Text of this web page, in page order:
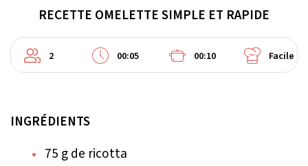
RECETTE OMELETTE SIMPLE ET RAPIDE
2 00:05 00:10 Facile
INGRÉDIENTS
75 g de ricotta